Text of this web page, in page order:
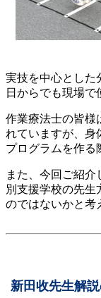
実技を中心とした
日からでも現場で
作業療法士の皆様
れていますが、身
プログラムを作る
また、今回ご紹
別支援学校の先
のではないかと考
新田收先生解